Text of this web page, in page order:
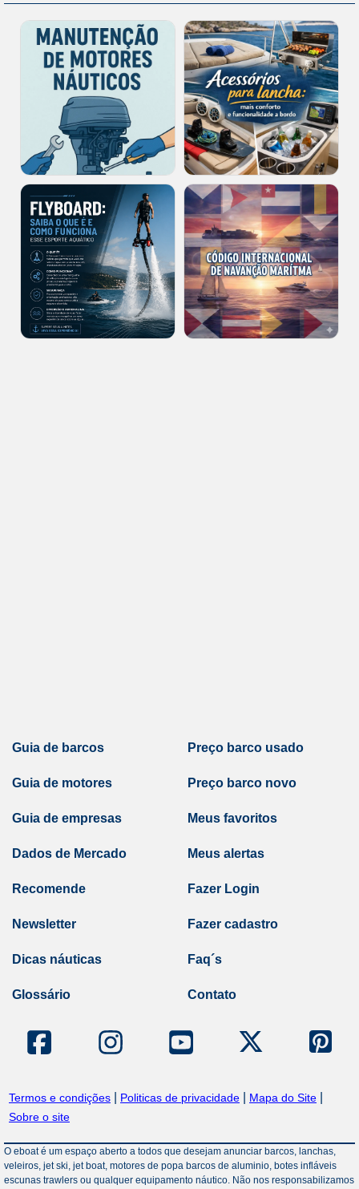
Guia de barcos
Guia de motores
Guia de empresas
Dados de Mercado
Preço barco usado
Preço barco novo
Meus favoritos
Meus alertas
Recomende
Newsletter
Dicas náuticas
Glossário
Fazer Login
Fazer cadastro
Faq´s
Contato
Termos e condições Politicas de privacidade Mapa do Site
Sobre o site
O eboat é um espaço aberto a todos que desejam anunciar barcos, lanchas,
veleiros, jet ski, jet boat, motores de popa barcos de aluminio, botes infláveis
escunas trawlers ou qualquer equipamento náutico. Não nos responsabilizamos